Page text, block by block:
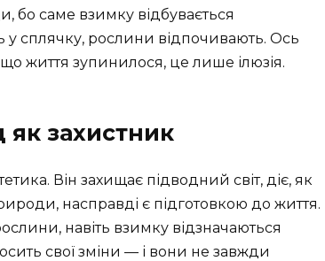
бо саме взимку відбувається
у сплячку, рослини відпочивають. Ось
життя зупинилося, це лише ілюзія.
як захистник
Він захищає підводний світ, діє, як
насправді є підготовкою до життя.
навіть взимку відзначаються
свої зміни — і вони не завжди